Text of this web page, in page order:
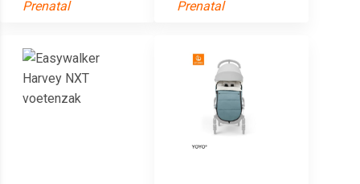
Prenatal Prenatal